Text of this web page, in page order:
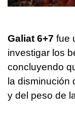
Galiat 6+7 fue
investigar los
concluyendo
la disminución
y del peso de